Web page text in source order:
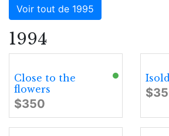
Voir tout de 1995
1994
Close to the
flowers
$350